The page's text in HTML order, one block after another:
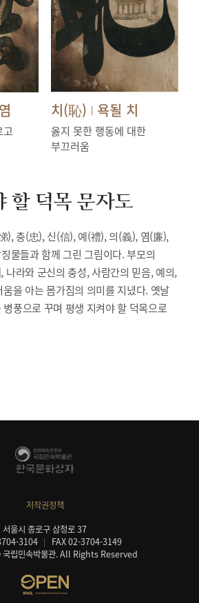
고
치(恥) | 욕될 치
옳지 못한 행동에 대한
부끄러움
할 덕목 문자도
), 충(忠), 신(信), 예(禮), 의(義), 염(廉),
물들과 함께 그린 그림이다. 부모의
나라와 군신의 충성, 사람간의 믿음, 예의,
을 아는 몸가짐의 의미를 지녔다. 옛날
풍으로 꾸며 평생 지켜야 할 덕목으로
저작권정책
서울시 종로구 삼청로 37
3104
FAX 02-3704-3149
립민속박물관. All Rights Reserved